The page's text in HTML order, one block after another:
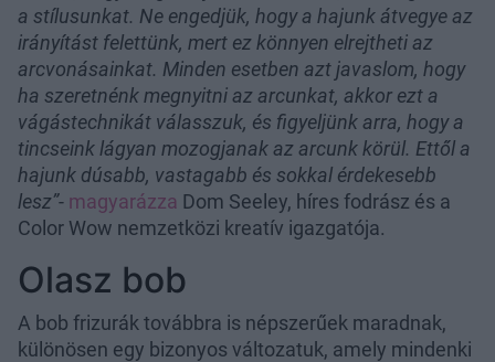
a stílusunkat. Ne engedjük, hogy a hajunk átvegye az
irányítást felettünk, mert ez könnyen elrejtheti az
arcvonásainkat. Minden esetben azt javaslom, hogy
ha szeretnénk megnyitni az arcunkat, akkor ezt a
vágástechnikát válasszuk, és figyeljünk arra, hogy a
tincseink lágyan mozogjanak az arcunk körül. Ettől a
hajunk dúsabb, vastagabb és sokkal érdekesebb
lesz”- magyarázza Dom Seeley, híres fodrász és a
Color Wow nemzetközi kreatív igazgatója.
Olasz bob
A bob frizurák továbbra is népszerűek maradnak,
különösen egy bizonyos változatuk, amely mindenki